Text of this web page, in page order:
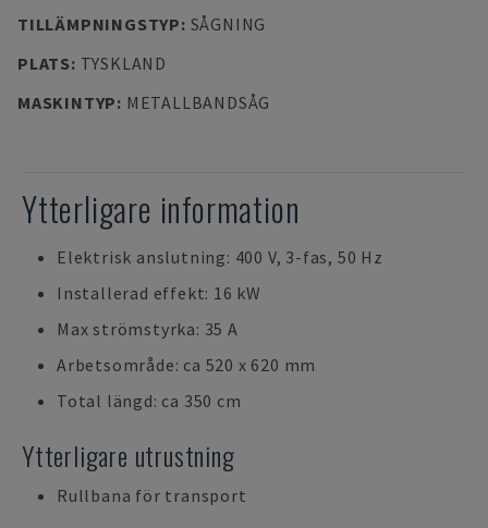
TILLÄMPNINGSTYP: SÅGNING
PLATS: TYSKLAND
MASKINTYP: METALLBANDSÅG
Ytterligare information
Elektrisk anslutning: 400 V, 3-fas, 50 Hz
Installerad effekt: 16 kW
Max strömstyrka: 35 A
Arbetsområde: ca 520 x 620 mm
Total längd: ca 350 cm
Ytterligare utrustning
Rullbana för transport